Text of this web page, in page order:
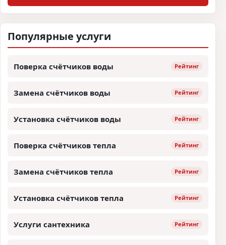
Популярные услуги
Поверка счётчиков воды Рейтинг
Замена счётчиков воды Рейтинг
Установка счётчиков воды Рейтинг
Поверка счётчиков тепла Рейтинг
Замена счётчиков тепла Рейтинг
Установка счётчиков тепла Рейтинг
Услуги сантехника Рейтинг